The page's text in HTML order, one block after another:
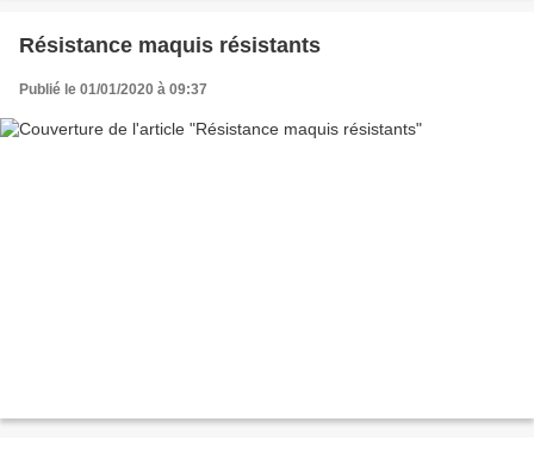
Résistance maquis résistants
Publié le 01/01/2020 à 09:37